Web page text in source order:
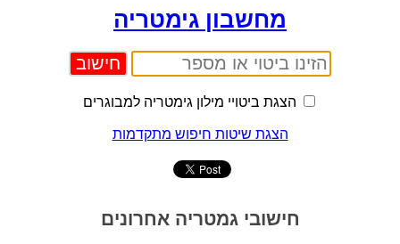
מחשבון גימטריה
הצגת ביטויי מילון גימטריה למבוגרים
הצגת שיטות חיפוש מתקדמות
חישובי גמטריה אחרונים